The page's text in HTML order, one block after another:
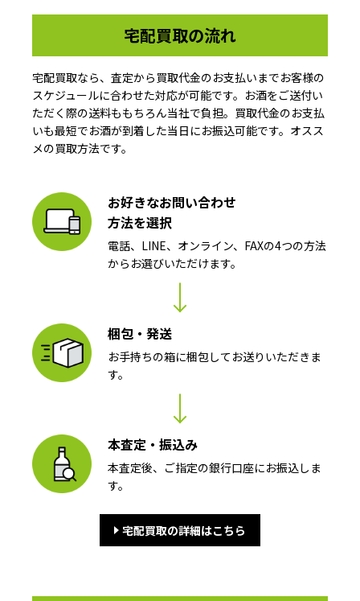
宅配買取の流れ
宅配買取なら、査定から買取代金のお支払いまでお客様の
スケジュールに合わせた対応が可能です。お酒をご送付い
ただく際の送料ももちろん当社で負担。買取代金のお支払
いも最短でお酒が到着した当日にお振込可能です。オスス
メの買取方法です。
お好きなお問い合わせ
方法を選択
電話、LINE、オンライン、FAXの4つの方法
からお選びいただけます。
梱包・発送
お手持ちの箱に梱包してお送りいただきま
す。
本査定・振込み
本査定後、ご指定の銀行口座にお振込しま
す。
宅配買取の詳細はこちら